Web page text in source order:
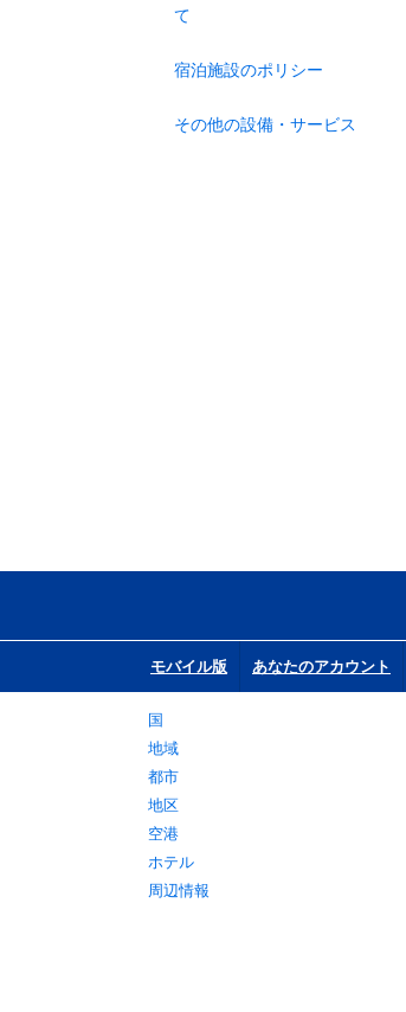
て
宿泊施設のポリシー
その他の設備・サービス
モバイル版 あなたのアカウント
国
地域
都市
地区
空港
ホテル
周辺情報